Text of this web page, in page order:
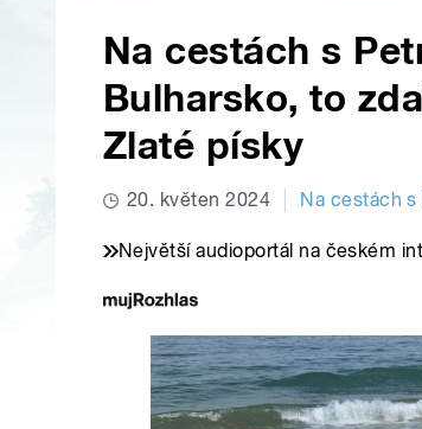
Na cestách s
Bulharsko, to
Zlaté písky
20. květen 2024 Na cestách s
Největší audioportál na českém